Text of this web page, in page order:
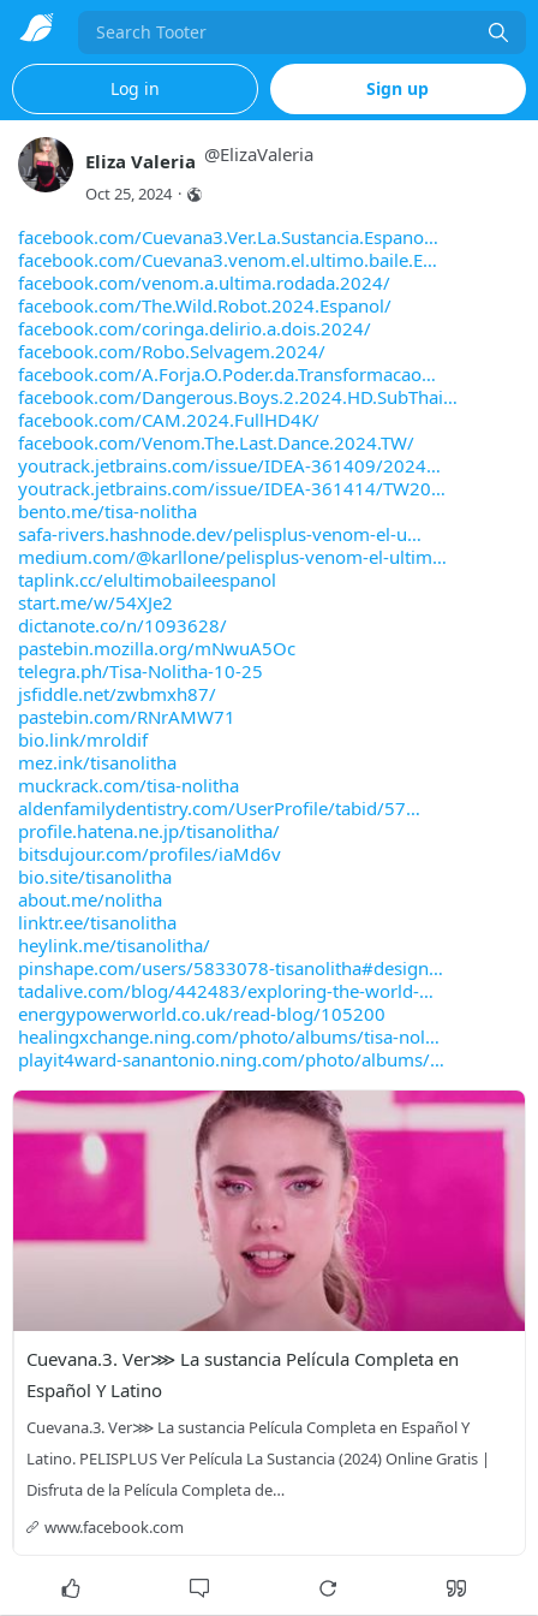
Search
Log in Sign up
Eliza Valeria @ElizaValeria
Oct 25, 2024 ·
facebook.com/Cuevana3.Ver.La.Sustancia.Espano
facebook.com/Cuevana3.venom.el.ultimo.baile.E
facebook.com/venom.a.ultima.rodada.2024/
facebook.com/The.Wild.Robot.2024.Espanol/
facebook.com/coringa.delirio.a.dois.2024/
facebook.com/Robo.Selvagem.2024/
facebook.com/A.Forja.O.Poder.da.Transformacao
facebook.com/Dangerous.Boys.2.2024.HD.SubThai
facebook.com/CAM.2024.FullHD4K/
facebook.com/Venom.The.Last.Dance.2024.TW/
youtrack.jetbrains.com/issue/IDEA-361409/2024
youtrack.jetbrains.com/issue/IDEA-361414/TW20
bento.me/tisa-nolitha
safa-rivers.hashnode.dev/pelisplus-venom-el-u
medium.com/@karllone/pelisplus-venom-el-ultim
taplink.cc/elultimobaileespanol
start.me/w/54XJe2
dictanote.co/n/1093628/
pastebin.mozilla.org/mNwuA5Oc
telegra.ph/Tisa-Nolitha-10-25
jsfiddle.net/zwbmxh87/
pastebin.com/RNrAMW71
bio.link/mroldif
mez.ink/tisanolitha
muckrack.com/tisa-nolitha
aldenfamilydentistry.com/UserProfile/tabid/57
profile.hatena.ne.jp/tisanolitha/
bitsdujour.com/profiles/iaMd6v
bio.site/tisanolitha
about.me/nolitha
linktr.ee/tisanolitha
heylink.me/tisanolitha/
pinshape.com/users/5833078-tisanolitha#design
tadalive.com/blog/442483/exploring-the-world-
energypowerworld.co.uk/read-blog/105200
healingxchange.ning.com/photo/albums/tisa-nol
playit4ward-sanantonio.ning.com/photo/albums/
Cuevana.3. Ver⋙ La sustancia Película Completa en
Español Y Latino
Cuevana.3. Ver⋙ La sustancia Película Completa en Español Y
Latino. PELISPLUS Ver Película La Sustancia (2024) Online Gratis |
Disfruta de la Película Completa de…
www.facebook.com